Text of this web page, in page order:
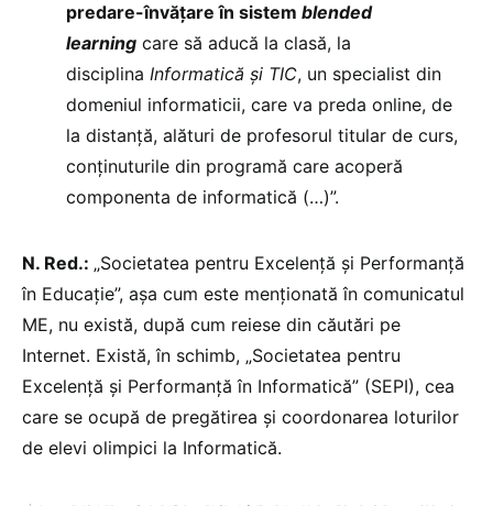
predare-învățare în sistem blended
learning care să aducă la clasă, la
disciplina Informatică și TIC, un specialist din
domeniul informaticii, care va preda online, de
la distanță, alături de profesorul titular de curs,
conținuturile din programă care acoperă
componenta de informatică (…)”.
N. Red.: „Societatea pentru Excelență și Performanță
în Educație”, așa cum este menționată în comunicatul
ME, nu există, după cum reiese din căutări pe
Internet. Există, în schimb, „Societatea pentru
Excelență și Performanță în Informatică” (SEPI), cea
care se ocupă de pregătirea și coordonarea loturilor
de elevi olimpici la Informatică.